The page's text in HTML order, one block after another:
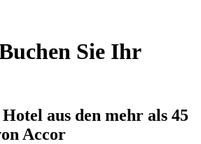
Sie Ihr
aus den mehr als 45
Accor